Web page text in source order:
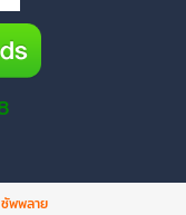
พพลาย